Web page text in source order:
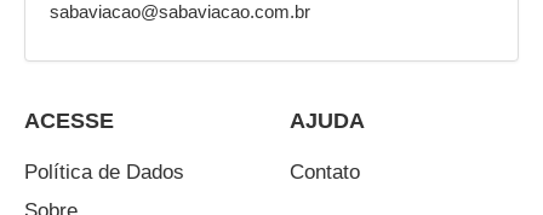
sabaviacao@sabaviacao.com.br
ACESSE
Política de Dados
AJUDA
Contato